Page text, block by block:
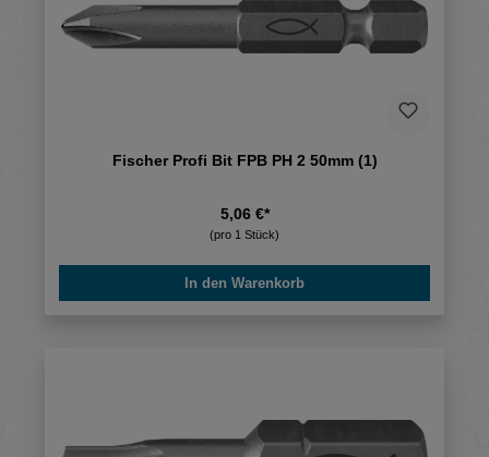
Fischer Profi Bit FPB PH 2 50mm (1)
5,06 €*
(pro 1 Stück)
In den Warenkorb